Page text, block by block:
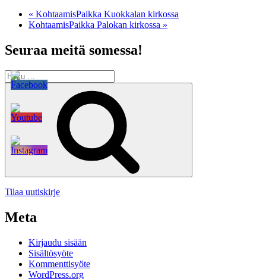
« KohtaamisPaikka Kuokkalan kirkossa
KohtaamisPaikka Palokan kirkossa »
Seuraa meitä somessa!
Etsi:
Tilaa uutiskirje
Meta
Kirjaudu sisään
Sisältösyöte
Kommenttisyöte
WordPress.org